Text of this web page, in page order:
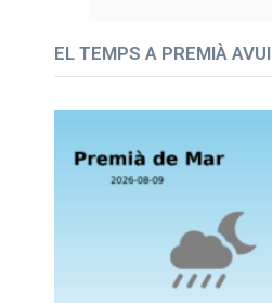
EL TEMPS A PREMIÀ AVUI